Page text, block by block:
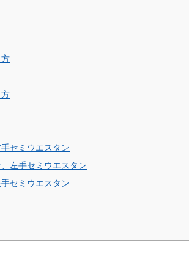
セミウエスタン
左手セミウエスタン
セミウエスタン